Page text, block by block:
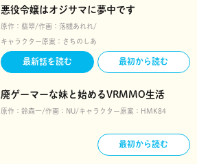
悪役令嬢はオジサマに夢中です
原作： 翡翠 作画： 落槻あれれ
キャラクター原案： さちのしあ
最新話を読む 最初から読む
廃ゲーマーな妹と始めるVRMMO生活
原作： 鈴森一 作画： NU キャラクター原案： HMK84
最初から読む